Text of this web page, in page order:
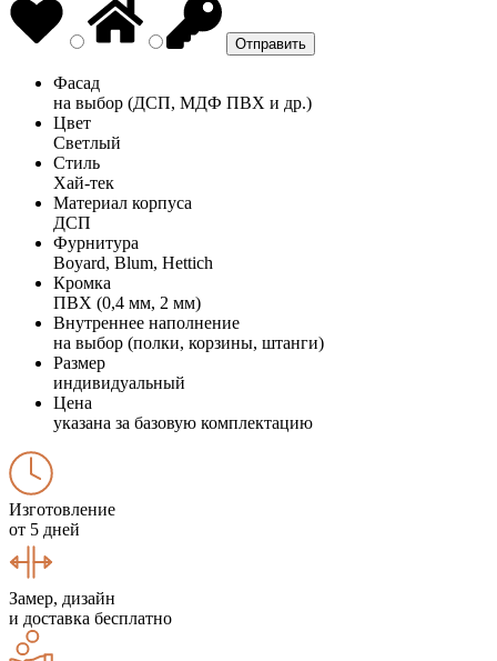
Фасад
на выбор (ДСП, МДФ ПВХ и др.)
Цвет
Светлый
Стиль
Хай-тек
Материал корпуса
ДСП
Фурнитура
Boyard, Blum, Hettich
Кромка
ПВХ (0,4 мм, 2 мм)
Внутреннее наполнение
на выбор (полки, корзины, штанги)
Размер
индивидуальный
Цена
указана за базовую комплектацию
Изготовление
от 5 дней
Замер, дизайн
и доставка бесплатно